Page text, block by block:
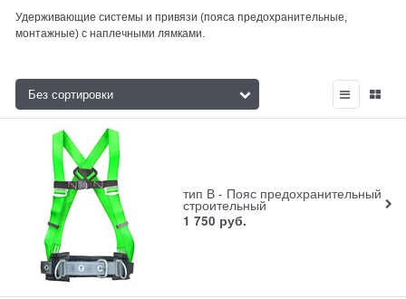
Удерживающие системы и привязи (пояса предохранительные,
монтажные) с наплечными лямками.
тип В - Пояс предохранительный
строительный
1 750 руб.